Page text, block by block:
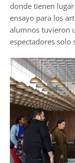
donde tienen
ensayo para los
alumnos tuvieron
espectadores solo